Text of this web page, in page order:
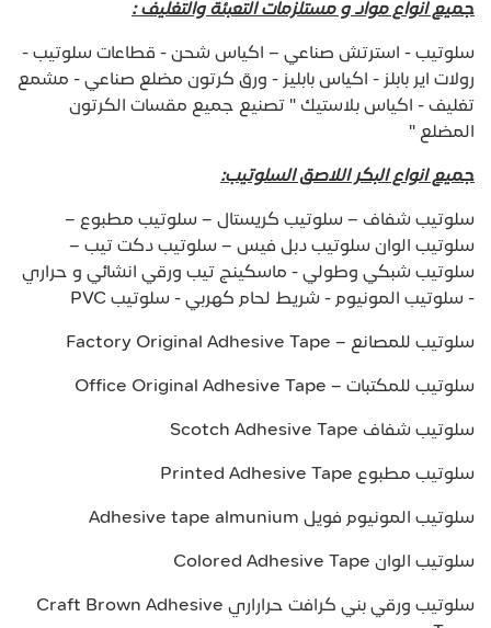
جميع انواع مواد و مستلزمات التعبئة والتغليف :
سلوتيب - استرتش صناعي – اكياس شحن - قطاعات سلوتيب -
رولات اير بابلز - اكياس بابليز - ورق كرتون مضلع صناعي - مشمع
تغليف - اكياس بلاستيك " تصنيع جميع مقسات الكرتون
المضلع "
جميع انواع البكر اللاصق السلوتيب:
سلوتيب شفاف – سلوتيب كريستال – سلوتيب مطبوع –
سلوتيب الوان سلوتيب دبل فيس – سلوتيب دكت تيب –
سلوتيب شبكي وطولي - ماسكينج تيب ورقي انشائي و حراري
- سلوتيب المونيوم - شريط لحام كهربي - سلوتيب PVC
سلوتيب للمصانع – Factory Original Adhesive Tape
سلوتيب للمكتبات – Office Original Adhesive Tape
سلوتيب شفاف Scotch Adhesive Tape
سلوتيب مطبوع Printed Adhesive Tape
سلوتيب المونيوم فويل Adhesive tape almunium
سلوتيب الوان Colored Adhesive Tape
سلوتيب ورقي بني كرافت حراراري Craft Brown Adhesive